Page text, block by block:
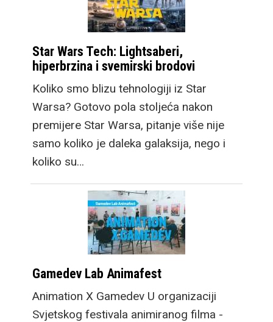
Star Wars Tech: Lightsaberi,
hiperbrzina i svemirski brodovi
Koliko smo blizu tehnologiji iz Star
Warsa? Gotovo pola stoljeća nakon
premijere Star Warsa, pitanje više nije
samo koliko je daleka galaksija, nego i
koliko su…
Gamedev Lab Animafest
Animation X Gamedev U organizaciji
Svjetskog festivala animiranog filma -